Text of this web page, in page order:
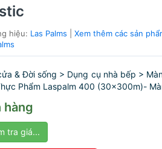
hiệu: Las Palms |Xem thêm các sản
& Đời sống > Dụng cụ nhà bếp >
Phẩm Laspalm 400 (30x300m)-
hàng
tra giá...